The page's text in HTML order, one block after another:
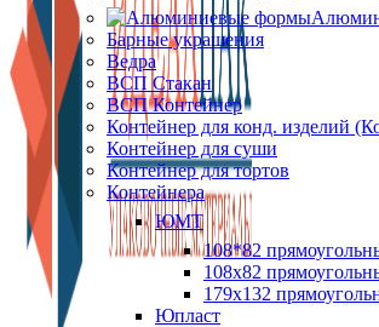
Барные украшения
Ведра
ВСП Стакан
ВСП Контейнер
Контейнер для конд. изделий
Контейнер для суши
Контейнер для тортов
Контейнера
ЮМТ
108*82
108х82
179х132
Юпласт